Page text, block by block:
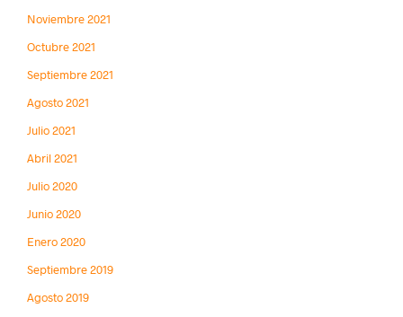
Noviembre 2021
Octubre 2021
Septiembre 2021
Agosto 2021
Julio 2021
Abril 2021
Julio 2020
Junio 2020
Enero 2020
Septiembre 2019
Agosto 2019